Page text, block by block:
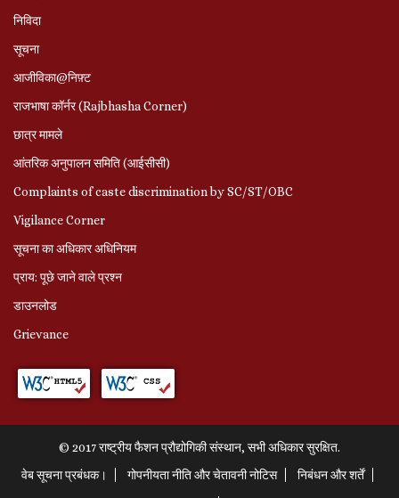
निविदा
सूचना
आजीविका@निफ़्ट
राजभाषा कॉर्नर (Rajbhasha Corner)
छात्र मामले
आंतरिक अनुपालन समिति (आईसीसी)
Complaints of caste discrimination by SC/ST/OBC
Vigilance Corner
सूचना का अधिकार अधिनियम
प्राय: पूछे जाने वाले प्रश्‍न
डाउनलोड
Grievance
© 2017 राष्ट्रीय फैशन प्रौद्योगिकी संस्थान, सभी अधिकार सुरक्षित.
वेब सूचना प्रबंधक।
गोपनीयता नीति और चेतावनी नोटिस
निबंधन और शर्तें